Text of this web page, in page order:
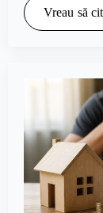
Vreau să